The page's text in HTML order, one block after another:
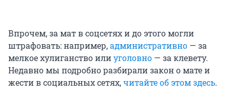
Впрочем, за мат в соцсетях и до этого могли
штрафовать: например,административно — за
мелкое хулиганство илиуголовно — за клевету.
Недавно мы подробно разбирали закон о мате и
жести в социальных сетях,читайте об этом здесь.